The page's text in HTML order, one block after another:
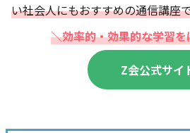
い社会人にもおすすめの通信講座
＼効率的・効果的な学習
Z会公式サイ